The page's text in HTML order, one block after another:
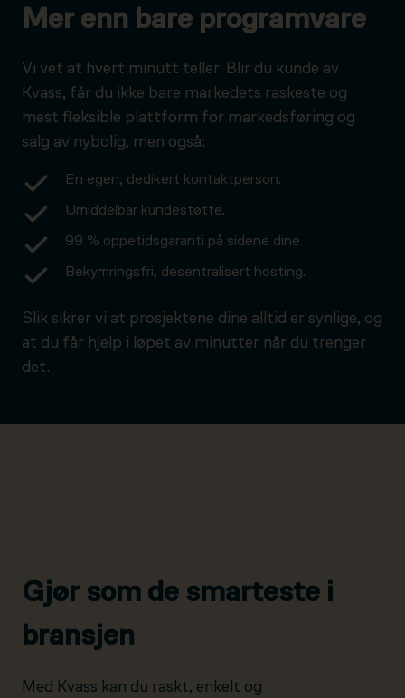
Mer enn bare programvare
Vi vet at hvert minutt teller. Blir du kunde av
Kvass, får du ikke bare markedets raskeste og
mest fleksible plattform for markedsføring og
salg av nybolig, men også:
En egen, dedikert kontaktperson.
Umiddelbar kundestøtte.
99 % oppetidsgaranti på sidene dine.
Bekymringsfri, desentralisert hosting.
Slik sikrer vi at prosjektene dine alltid er synlige, og
at du får hjelp i løpet av minutter når du trenger
det.
Gjør som de smarteste i
bransjen
Med Kvass kan du raskt, enkelt og